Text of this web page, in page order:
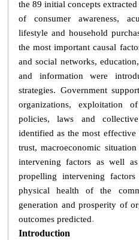
the 89 initial concepts
of consumer awareness,
lifestyle and household
the most important causal
and social networks,
and information were
strategies. Government
organizations, exploitation
policies, laws and
identified as the most
trust, macroeconomic
intervening factors as well
propelling intervening
physical health of the
generation and prosperity of
outcomes predicted.
Introduction